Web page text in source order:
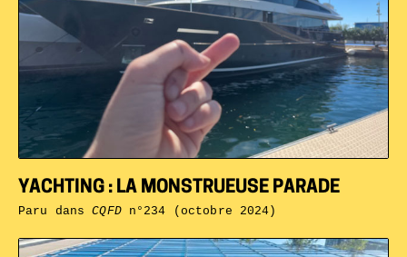
YACHTING : LA MONSTRUEUSE PARADE
Paru dansCQFDn°234 (octobre 2024)